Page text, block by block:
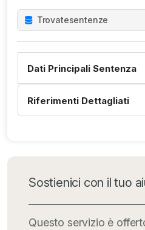
Trovatesentenze
Dati Principali Sentenza
Riferimenti Dettagliati
Sostienici con il tuo
Questo servizio è